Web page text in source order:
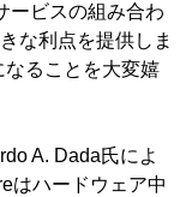
ービスの組み合わ
な利点を提供しま
ることを大変嬉
A. Dada氏によ
はハードウェア中